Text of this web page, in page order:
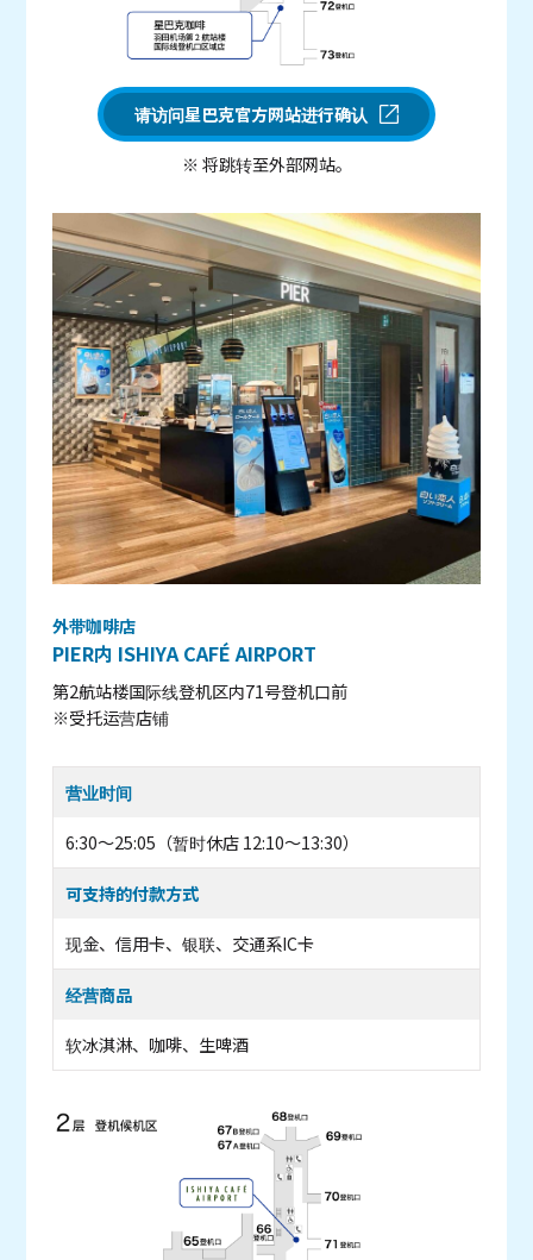
请访问星巴克官方网站进行确认
※ 将跳转至外部网站。
外带咖啡店
PIER内 ISHIYA CAFÉ AIRPORT
第2航站楼国际线登机区内71号登机口前
※受托运营店铺
营业时间
6:30～25:05（暂时休店 12:10～13:30）
可支持的付款方式
现金、信用卡、银联、交通系IC卡
经营商品
软冰淇淋、咖啡、生啤酒